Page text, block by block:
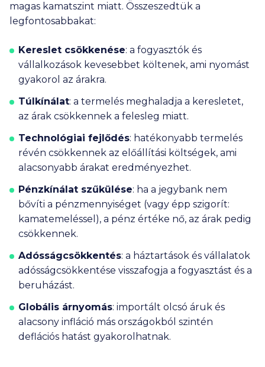
magas kamatszint miatt. Összeszedtük a
legfontosabbakat:
Kereslet csökkenése: a fogyasztók és
vállalkozások kevesebbet költenek, ami nyomást
gyakorol az árakra.
Túlkínálat: a termelés meghaladja a keresletet,
az árak csökkennek a felesleg miatt.
Technológiai fejlődés: hatékonyabb termelés
révén csökkennek az előállítási költségek, ami
alacsonyabb árakat eredményezhet.
Pénzkínálat szűkülése: ha a jegybank nem
bővíti a pénzmennyiséget (vagy épp szigorít:
kamatemeléssel), a pénz értéke nő, az árak pedig
csökkennek.
Adósságcsökkentés: a háztartások és vállalatok
adósságcsökkentése visszafogja a fogyasztást és a
beruházást.
Globális árnyomás: importált olcsó áruk és
alacsony infláció más országokból szintén
deflációs hatást gyakorolhatnak.